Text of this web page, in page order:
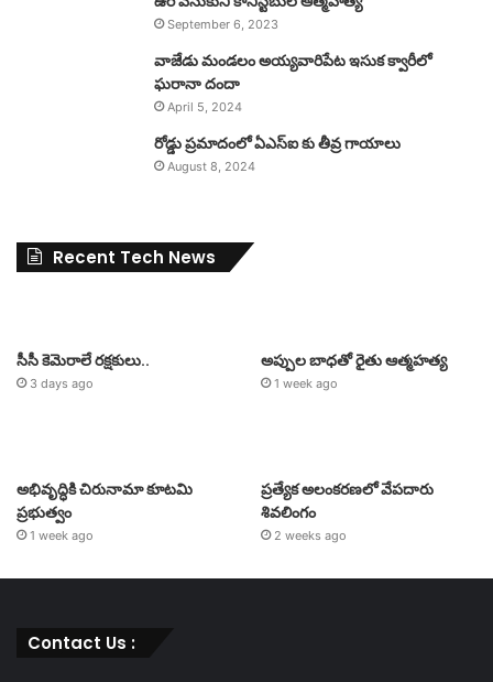
September 6, 2023
వాజేడు మండలం అయ్యవారిపేట ఇసుక క్వారీలో
ఘరానా దందా
April 5, 2024
రోడ్డు ప్రమాదంలో ఏఎస్ఐ కు తీవ్ర గాయాలు
August 8, 2024
Recent Tech News
సీసీ కెమెరాలే రక్షకులు..
3 days ago
అప్పుల బాధతో రైతు ఆత్మహత్య
1 week ago
అభివృద్ధికి చిరునామా కూటమి
ప్రభుత్వం
1 week ago
ప్రత్యేక అలంకరణలో వేపదారు
శివలింగం
2 weeks ago
Contact Us :